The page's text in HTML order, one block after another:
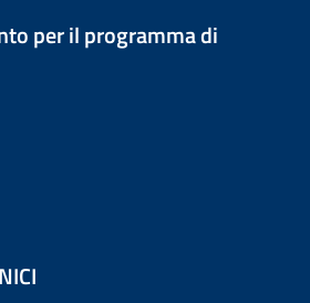
per il programma di